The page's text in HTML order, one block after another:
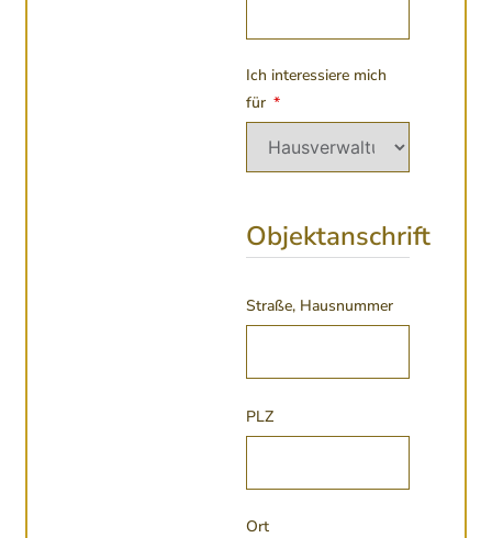
Ich interessiere mich
für
Objektanschrift
Straße, Hausnummer
PLZ
Ort